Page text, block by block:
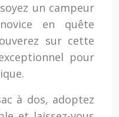
un campeur
en quête
sur cette
pour
à dos, adoptez